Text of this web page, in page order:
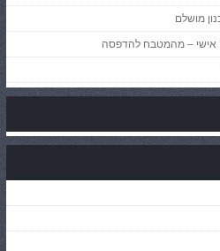
מושלם
אישי – מהמטבח להדפסה